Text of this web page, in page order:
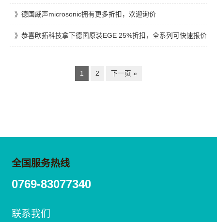
德国威声microsonic拥有更多折扣，欢迎询价
恭喜欧拓科技拿下德国原装EGE 25%折扣，全系列可快速报价
1 2 下一页 »
全国服务热线
0769-83077340
联系我们